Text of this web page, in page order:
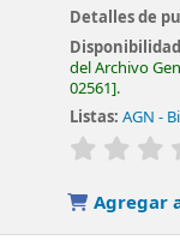
Detalles de
del Archivo
02561 .
Listas: AGN -
valoración
Agregar